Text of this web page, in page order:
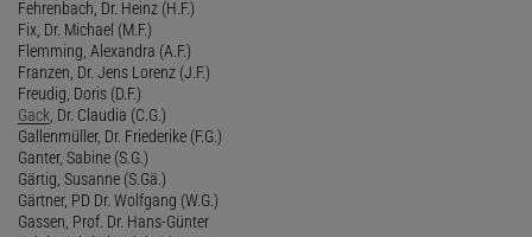
Fehrenbach, Dr. Heinz (H.F.)
Fix, Dr. Michael (M.F.)
Flemming, Alexandra (A.F.)
Franzen, Dr. Jens Lorenz (J.F.)
Freudig, Doris (D.F.)
Gack , Dr. Claudia (C.G.)
Gallenmüller, Dr. Friederike (F.G.)
Ganter, Sabine (S.G.)
Gärtig, Susanne (S.Gä.)
Gärtner, PD Dr. Wolfgang (W.G.)
Gassen, Prof. Dr. Hans-Günter